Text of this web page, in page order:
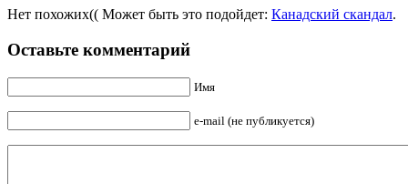
Нет похожих(( Может быть это подойдет: Канадский скандал.
Оставьте комментарий
Имя
e-mail (не публикуется)